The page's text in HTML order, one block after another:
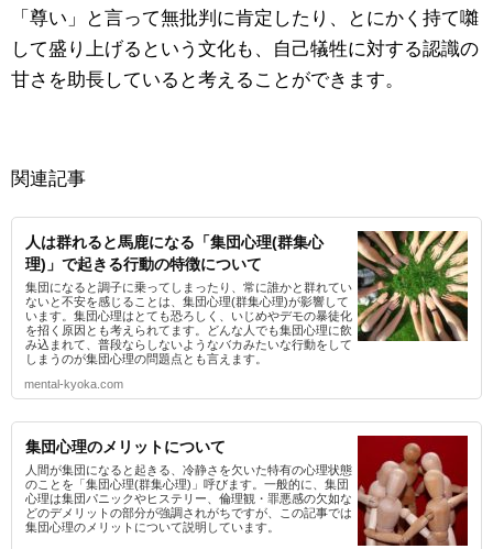
「尊い」と言って無批判に肯定したり、とにかく持て囃
して盛り上げるという文化も、自己犠牲に対する認識の
甘さを助長していると考えることができます。
関連記事
人は群れると馬鹿になる「集団心理(群集心
理)」で起きる行動の特徴について
集団になると調子に乗ってしまったり、常に誰かと群れてい
ないと不安を感じることは、集団心理(群集心理)が影響して
います。集団心理はとても恐ろしく、いじめやデモの暴徒化
を招く原因とも考えられてます。どんな人でも集団心理に飲
み込まれて、普段ならしないようなバカみたいな行動をして
しまうのが集団心理の問題点とも言えます。
mental-kyoka.com
集団心理のメリットについて
人間が集団になると起きる、冷静さを欠いた特有の心理状態
のことを「集団心理(群集心理)」呼びます。一般的に、集団
心理は集団パニックやヒステリー、倫理観・罪悪感の欠如な
どのデメリットの部分が強調されがちですが、この記事では
集団心理のメリットについて説明しています。